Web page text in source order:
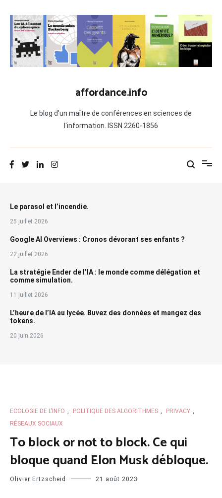
contenu
affordance.info
Le blog d'un maître de conférences en sciences de
l'information. ISSN 2260-1856
Le parasol et l’incendie.
25 juillet 2026
Google AI Overviews : Cronos dévorant ses enfants ?
22 juillet 2026
La stratégie Ender de l’IA : le monde comme délégation et
comme simulation.
11 juillet 2026
L’heure de l’IA au lycée. Buvez des données et mangez des
tokens.
20 juin 2026
ECOLOGIE DE L'INFO POLITIQUE DES ALGORITHMES PRIVACY
RÉSEAUX SOCIAUX
To block or not to block. Ce qui
bloque quand Elon Musk débloque.
Olivier Ertzscheid 21 août 2023